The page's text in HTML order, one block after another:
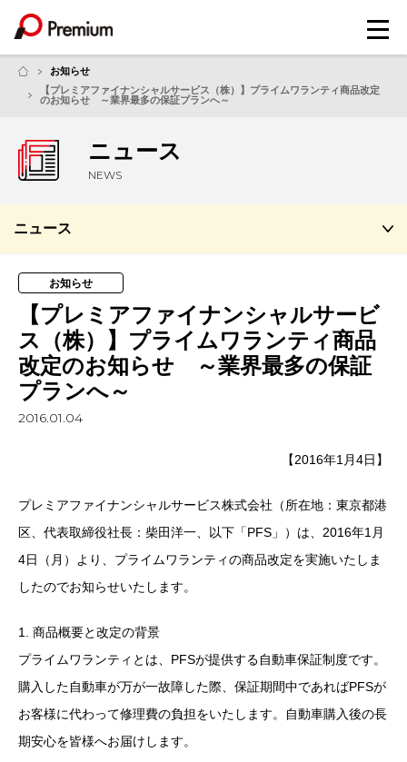
メ
ニ
ー
お知らせ
【プレミアファイナンシャルサービス（株）】プライムワランティ商品改定
のお知らせ ～業界最多の保証プランへ～
ニュース
NEWS
ニュース
お知らせ
【プレミアファイナンシャルサービ
ス（株）】プライムワランティ商品
改定のお知らせ ～業界最多の保証
プランへ～
2016.01.04
【2016年1月4日】
プレミアファイナンシャルサービス株式会社（所在地：東京都港
区、代表取締役社長：柴田洋一、以下「PFS」）は、2016年1月
4日（月）より、プライムワランティの商品改定を実施いたしま
したのでお知らせいたします。
1. 商品概要と改定の背景
プライムワランティとは、PFSが提供する自動車保証制度です。
購入した自動車が万が一故障した際、保証期間中であればPFSが
お客様に代わって修理費の負担をいたします。自動車購入後の長
期安心を皆様へお届けします。